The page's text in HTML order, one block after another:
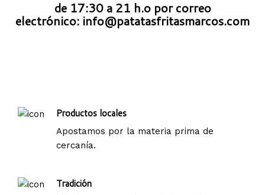
de 17:30 a 21 h.o por correo
electrónico: info@patatasfritasmarcos.com
Productos locales
Apostamos por la materia prima de
cercanía.
Tradición